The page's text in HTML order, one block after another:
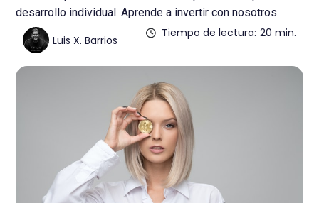
desarrollo individual. Aprende a invertir con nosotros.
Luis X. Barrios
Tiempo de lectura: 20 min.